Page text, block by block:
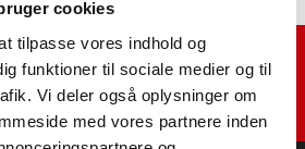
cookies
tilpasse vores indhold og
funktioner til sociale medier og til
Vi deler også oplysninger om
med vores partnere inden